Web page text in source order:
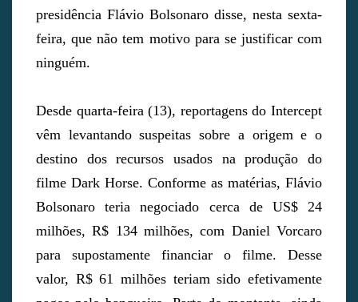
presidência Flávio Bolsonaro disse, nesta sexta-
feira, que não tem motivo para se justificar com
ninguém.
Desde quarta-feira (13), reportagens do Intercept
vêm levantando suspeitas sobre a origem e o
destino dos recursos usados na produção do
filme Dark Horse. Conforme as matérias, Flávio
Bolsonaro teria negociado cerca de US$ 24
milhões, R$ 134 milhões, com Daniel Vorcaro
para supostamente financiar o filme. Desse
valor, R$ 61 milhões teriam sido efetivamente